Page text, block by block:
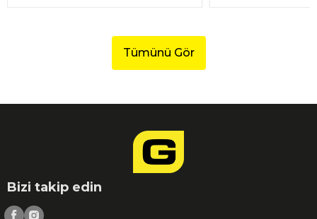
Tümünü Gör
Bizi takip edin